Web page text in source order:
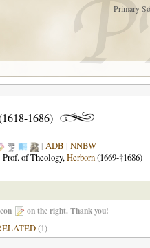
Primary
1686)
| ADB | NNBW
Prof. of Theology,Herborn(1669-†1686)
on the right. Thank you!
(1)